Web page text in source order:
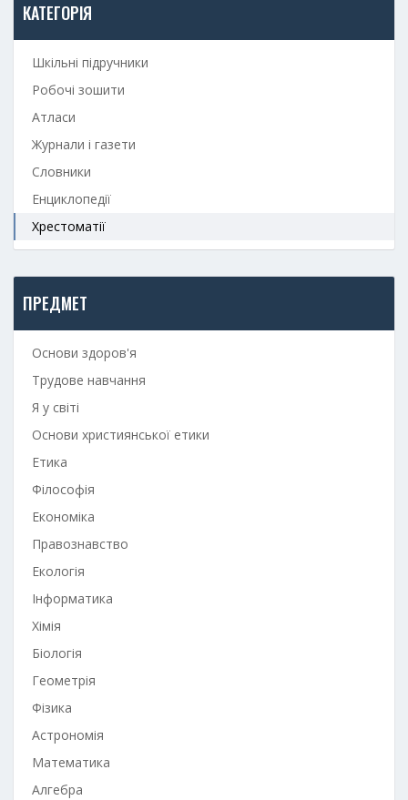
КАТЕГОРІЯ
Шкільні підручники
Робочі зошити
Атласи
Журнали і газети
Словники
Енциклопедії
Хрестоматії
ПРЕДМЕТ
Основи здоров'я
Трудове навчання
Я у світі
Основи християнської етики
Етика
Філософія
Економіка
Правознавство
Екологія
Інформатика
Хімія
Біологія
Геометрія
Фізика
Астрономія
Математика
Алгебра